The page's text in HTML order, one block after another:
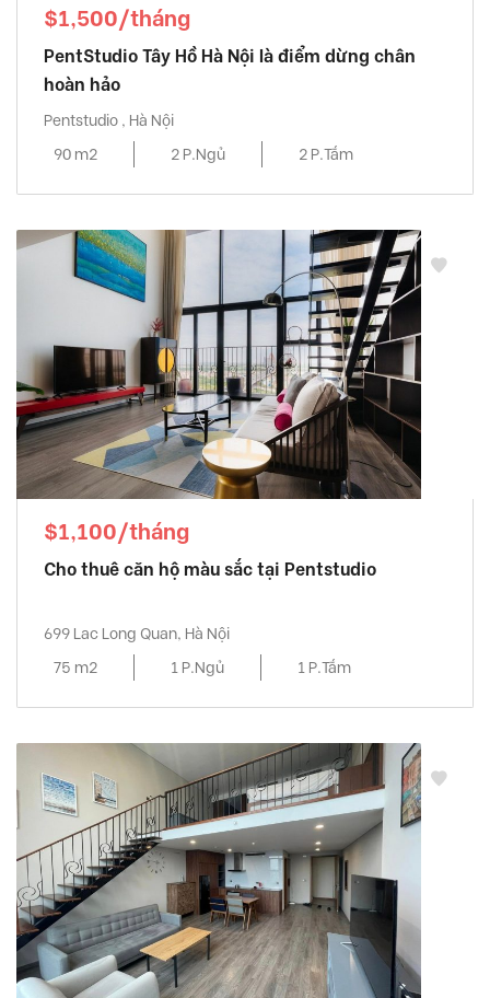
$1,500/tháng
PentStudio Tây Hồ Hà Nội là điểm dừng chân
hoàn hảo
Pentstudio , Hà Nội
90 m2
2 P.Ngủ 2 P.Tắm
$1,100/tháng
Cho thuê căn hộ màu sắc tại Pentstudio
699 Lac Long Quan, Hà Nội
75 m2
1 P.Ngủ 1 P.Tắm